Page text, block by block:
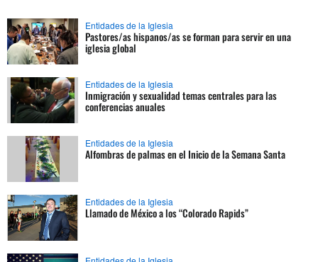
Entidades de la Iglesia
Pastores/as hispanos/as se forman para servir en una
iglesia global
Entidades de la Iglesia
Inmigración y sexualidad temas centrales para las
conferencias anuales
Entidades de la Iglesia
Alfombras de palmas en el Inicio de la Semana Santa
Entidades de la Iglesia
Llamado de México a los “Colorado Rapids”